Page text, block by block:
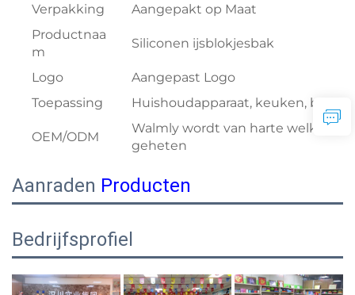
Verpakking
Aangepakt op Maat
Productnaa
m
Siliconen ijsblokjesbak
Logo
Aangepast Logo
Toepassing
Huishoudapparaat, keuken, bar
OEM/ODM
Walmly wordt van harte welkom
geheten
Aanraden Producten
Bedrijfsprofiel